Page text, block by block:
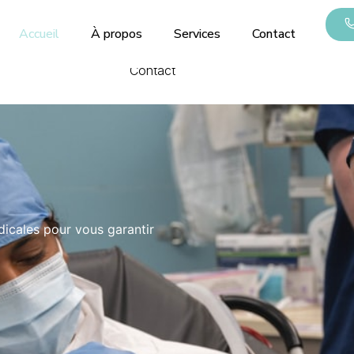
Accueil À propos Services Contact
Accueil À propos Services
Contact
pour vous garantir